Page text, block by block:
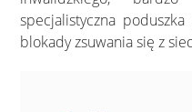
specjalistyczna
blokady zsuwania się z